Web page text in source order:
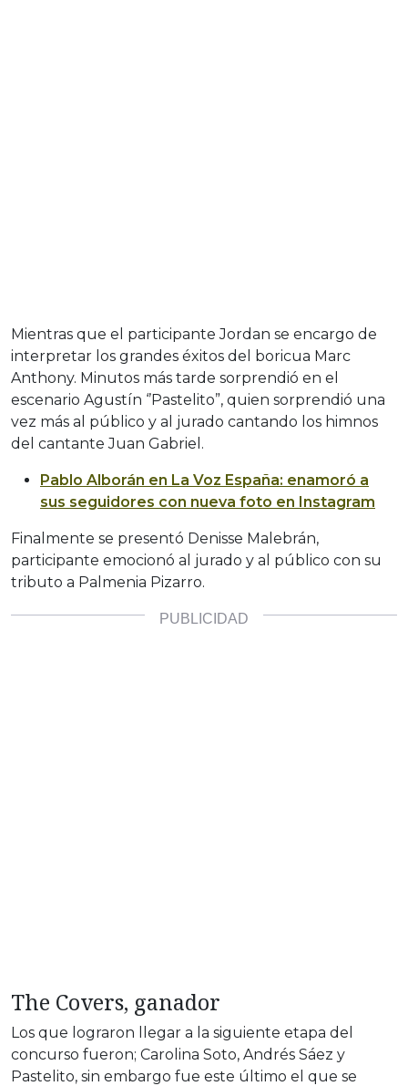
Mientras que el participante Jordan se encargo de
interpretar los grandes éxitos del boricua Marc
Anthony. Minutos más tarde sorprendió en el
escenario Agustín ‘’Pastelito”, quien sorprendió una
vez más al público y al jurado cantando los himnos
del cantante Juan Gabriel.
Pablo Alborán en La Voz España: enamoró a
sus seguidores con nueva foto en Instagram
Finalmente se presentó Denisse Malebrán,
participante emocionó al jurado y al público con su
tributo a Palmenia Pizarro.
The Covers, ganador
Los que lograron llegar a la siguiente etapa del
concurso fueron; Carolina Soto, Andrés Sáez y
Pastelito, sin embargo fue este último el que se